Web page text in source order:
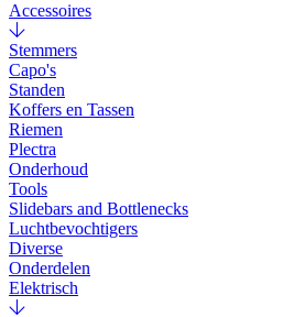
Accessoires
Stemmers
Capo's
Standen
Koffers en Tassen
Riemen
Plectra
Onderhoud
Tools
Slidebars and Bottlenecks
Luchtbevochtigers
Diverse
Onderdelen
Elektrisch